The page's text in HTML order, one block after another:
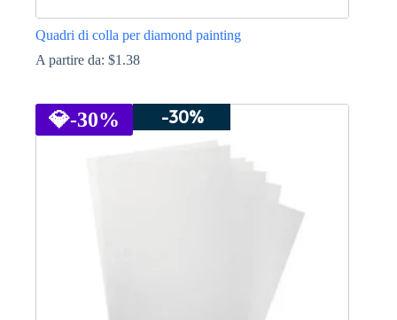
Quadri di colla per diamond painting
A partire da: $1.38
più
💎-30% -30%